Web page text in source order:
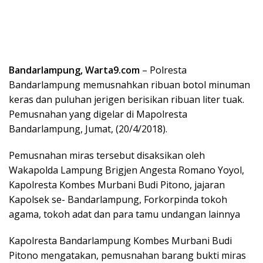
Bandarlampung, Warta9.com – Polresta
Bandarlampung memusnahkan ribuan botol minuman
keras dan puluhan jerigen berisikan ribuan liter tuak.
Pemusnahan yang digelar di Mapolresta
Bandarlampung, Jumat, (20/4/2018).
Pemusnahan miras tersebut disaksikan oleh
Wakapolda Lampung Brigjen Angesta Romano Yoyol,
Kapolresta Kombes Murbani Budi Pitono, jajaran
Kapolsek se- Bandarlampung, Forkorpinda tokoh
agama, tokoh adat dan para tamu undangan lainnya
Kapolresta Bandarlampung Kombes Murbani Budi
Pitono mengatakan, pemusnahan barang bukti miras